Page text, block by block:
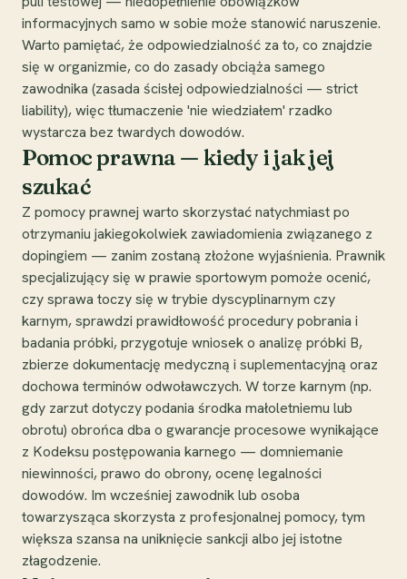
informacyjnych samo w sobie może stanowić naruszenie.
Warto pamiętać, że odpowiedzialność za to, co znajdzie
się w organizmie, co do zasady obciąża samego
zawodnika (zasada ścisłej odpowiedzialności — strict
liability), więc tłumaczenie 'nie wiedziałem' rzadko
wystarcza bez twardych dowodów.
Pomoc prawna — kiedy i jak jej
szukać
Z pomocy prawnej warto skorzystać natychmiast po
otrzymaniu jakiegokolwiek zawiadomienia związanego z
dopingiem — zanim zostaną złożone wyjaśnienia. Prawnik
specjalizujący się w prawie sportowym pomoże ocenić,
czy sprawa toczy się w trybie dyscyplinarnym czy
karnym, sprawdzi prawidłowość procedury pobrania i
badania próbki, przygotuje wniosek o analizę próbki B,
zbierze dokumentację medyczną i suplementacyjną oraz
dochowa terminów odwoławczych. W torze karnym (np.
gdy zarzut dotyczy podania środka małoletniemu lub
obrotu) obrońca dba o gwarancje procesowe wynikające
z Kodeksu postępowania karnego — domniemanie
niewinności, prawo do obrony, ocenę legalności
dowodów. Im wcześniej zawodnik lub osoba
towarzysząca skorzysta z profesjonalnej pomocy, tym
większa szansa na uniknięcie sankcji albo jej istotne
złagodzenie.